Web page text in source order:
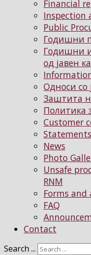
Financial
Inspection
Public
Годишни
Годишни
од јавен
Односи со
Заштита
Политика
Customer
Statements
News
Photo
Unsafe
RNM
Forms
FAQ
Contact
Search ...